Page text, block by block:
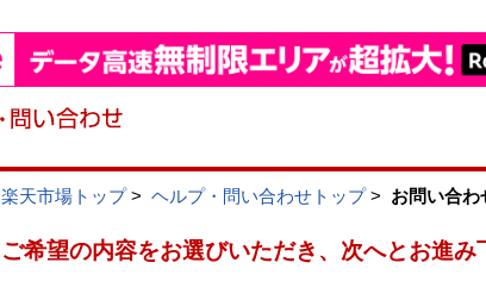
楽天市場トップ> ヘルプ・問い合わせトップ> お問い合わ
ご希望の内容をお選びいただき、次へとお進み